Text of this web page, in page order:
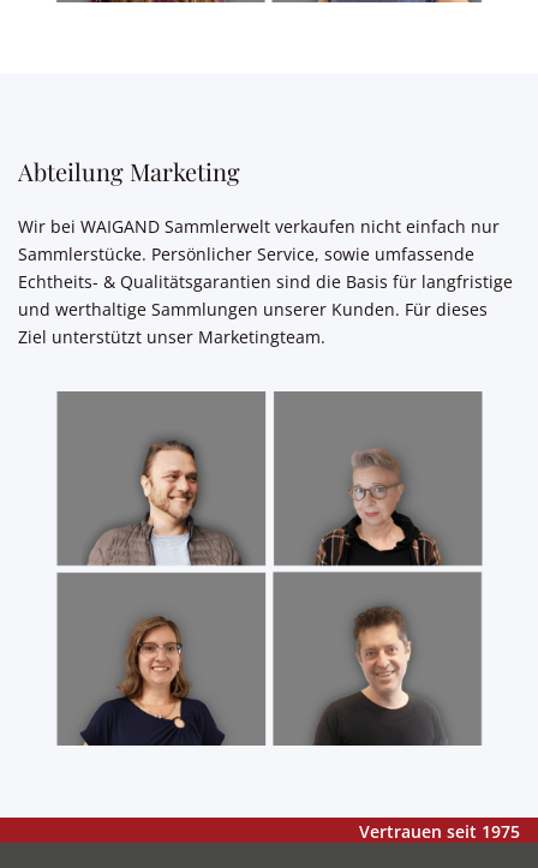
Abteilung Marketing
Wir bei WAIGAND Sammlerwelt verkaufen nicht einfach nur
Sammlerstücke. Persönlicher Service, sowie umfassende
Echtheits- & Qualitätsgarantien sind die Basis für langfristige
und werthaltige Sammlungen unserer Kunden. Für dieses
Ziel unterstützt unser Marketingteam.
Vertrauen seit 1975